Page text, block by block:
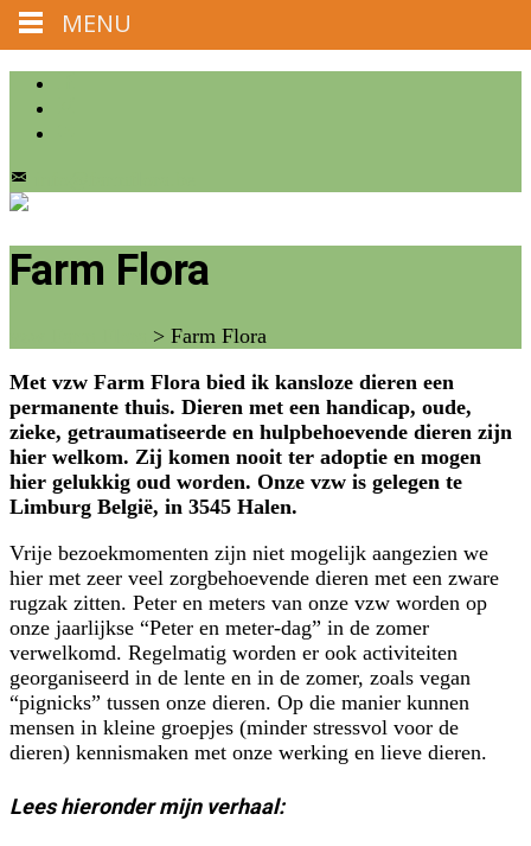
Farm Flora
> Farm Flora
Met vzw Farm Flora bied ik kansloze dieren een
permanente thuis. Dieren met een handicap, oude,
zieke, getraumatiseerde en hulpbehoevende dieren zijn
hier welkom. Zij komen nooit ter adoptie en mogen
hier gelukkig oud worden. Onze vzw is gelegen te
Limburg België, in 3545 Halen.
Vrije bezoekmomenten zijn niet mogelijk aangezien we
hier met zeer veel zorgbehoevende dieren met een zware
rugzak zitten. Peter en meters van onze vzw worden op
onze jaarlijkse “Peter en meter-dag” in de zomer
verwelkomd. Regelmatig worden er ook activiteiten
georganiseerd in de lente en in de zomer, zoals vegan
“pignicks” tussen onze dieren. Op die manier kunnen
mensen in kleine groepjes (minder stressvol voor de
dieren) kennismaken met onze werking en lieve dieren.
Lees hieronder mijn verhaal:
MENU